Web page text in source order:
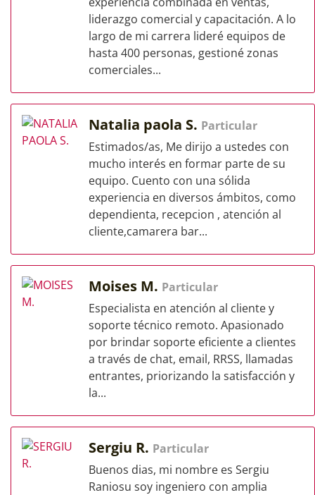
liderazgo comercial y capacitación. A lo
largo de mi carrera lideré equipos de
hasta 400 personas, gestioné zonas
comerciales...
Natalia paola S. Particular
Estimados/as, Me dirijo a ustedes con
mucho interés en formar parte de su
equipo. Cuento con una sólida
experiencia en diversos ámbitos, como
dependienta, recepcion , atención al
cliente,camarera bar...
Moises M. Particular
Especialista en atención al cliente y
soporte técnico remoto. Apasionado
por brindar soporte eficiente a clientes
a través de chat, email, RRSS, llamadas
entrantes, priorizando la satisfacción y
la...
Sergiu R. Particular
Buenos dias, mi nombre es Sergiu
Raniosu soy ingeniero con amplia